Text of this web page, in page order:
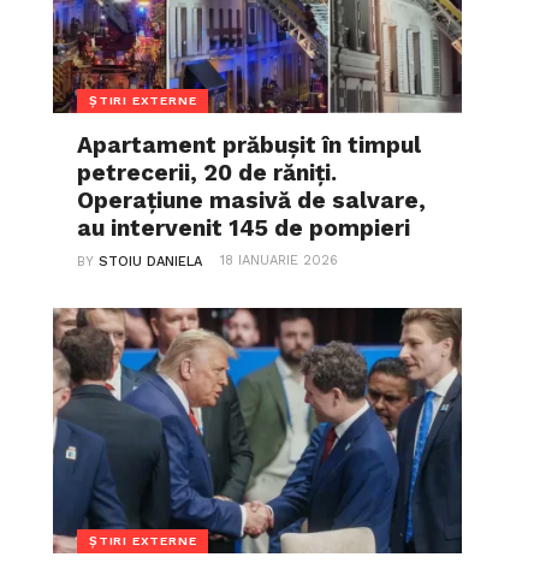
ȘTIRI EXTERNE
Apartament prăbușit în timpul
petrecerii, 20 de răniți.
Operațiune masivă de salvare,
au intervenit 145 de pompieri
BYSTOIU DANIELA 18 IANUARIE 2026
ȘTIRI EXTERNE